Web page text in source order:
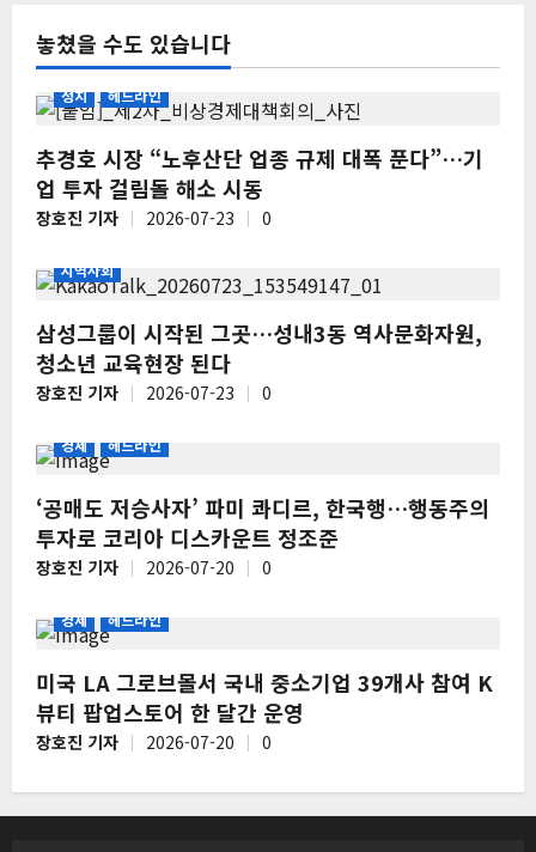
놓쳤을 수도 있습니다
정치 헤드라인
추경호 시장 “노후산단 업종 규제 대폭 푼다”…기
업 투자 걸림돌 해소 시동
장호진 기자 2026-07-23 0
지역사회
삼성그룹이 시작된 그곳…성내3동 역사문화자원,
청소년 교육현장 된다
장호진 기자 2026-07-23 0
경제 헤드라인
‘공매도 저승사자’ 파미 콰디르, 한국행…행동주의
투자로 코리아 디스카운트 정조준
장호진 기자 2026-07-20 0
경제 헤드라인
미국 LA 그로브몰서 국내 중소기업 39개사 참여 K
뷰티 팝업스토어 한 달간 운영
장호진 기자 2026-07-20 0